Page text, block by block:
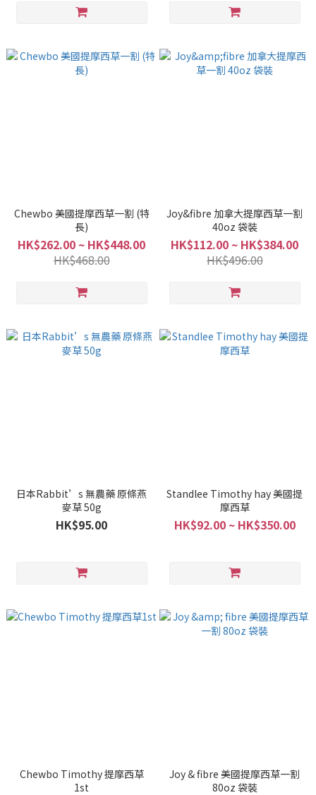
Chewbo 美國提摩西草一割 (特
長)
HK$262.00 ~ HK$448.00
HK$468.00
Joy&fibre 加拿大提摩西草一割
40oz 袋裝
HK$112.00 ~ HK$384.00
HK$496.00
日本Rabbit’s 無農藥 原條燕
麥草 50g
HK$95.00
Standlee Timothy hay 美國提
摩西草
HK$92.00 ~ HK$350.00
Chewbo Timothy 提摩西草
1st
Joy & fibre 美國提摩西草一割
80oz 袋裝